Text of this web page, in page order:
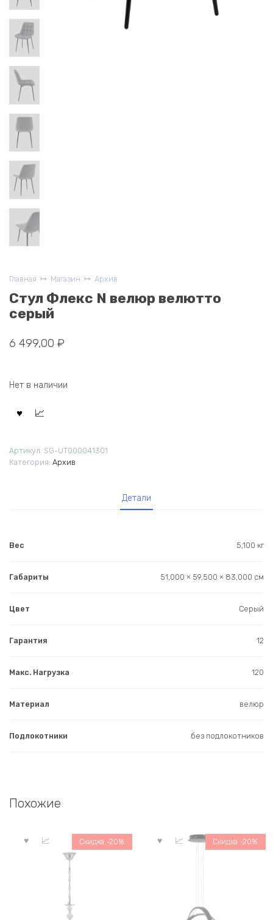
Главная Магазин Архив
Стул Флекс N велюр велютто
серый
6 499,00 ₽
Нет в наличии
Артикул: SG-UT000041301
Категория: Архив
Детали
Вес 5,100 кг
Габариты 51,000 × 59,500 × 83,000 см
Цвет Серый
Гарантия 12
Макс. Нагрузка 120
Материал велюр
Подлокотники без подлокотников
Похожие
Скидка -20% Скидка -20%